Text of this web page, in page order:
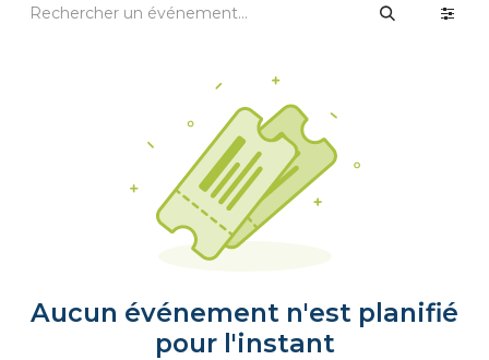
Aucun événement n'est planifié
pour l'instant